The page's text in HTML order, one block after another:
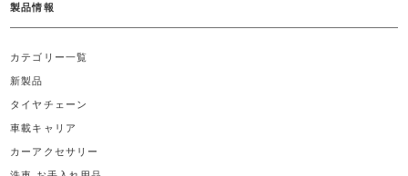
製品情報
カテゴリー一覧
新製品
タイヤチェーン
車載キャリア
カーアクセサリー